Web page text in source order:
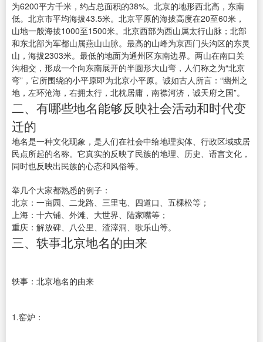
为6200平方千米，约占总面积的38%。北京的地形西北高，东南
低。北京市平均海拔43.5米。北京平原的海拔高度在20至60米，
山地一般海拔1000至1500米。北京西部为西山属太行山脉；北部
和东北部为军都山属燕山山脉。最高的山峰为京西门头沟区的东灵
山，海拔2303米。最低的地面为通州区东南边界。两山在南口关
沟相交，形成一个向东南展开的半圆形大山弯，人们称之为“北京
弯”，它所围绕的小平原即为北京小平原。诚如古人所言：“幽州之
地，左环沧海，右拥太行，北枕居庸，南襟河济，诚天府之国”。
二、有哪些地名能够反映社会活动和时代变
迁的
地名是一种文化现象，是人们在社会中给地理实体、行政区域或居
民点所起的名称。它真实的反映了民族的地理、历史、语言文化，
同时也反映出民族的心态和风俗等。
举几个大家都熟悉的例子：
北京：一亩园、二龙路、三里屯、四道口、五棵松等；
上海：十六铺、外滩、大世界、陆家嘴等；
重庆：解放碑、八公里、渣滓洞、歌乐山等。
三、轶事北京地名的由来
轶事：北京地名的由来
1.窑炉：